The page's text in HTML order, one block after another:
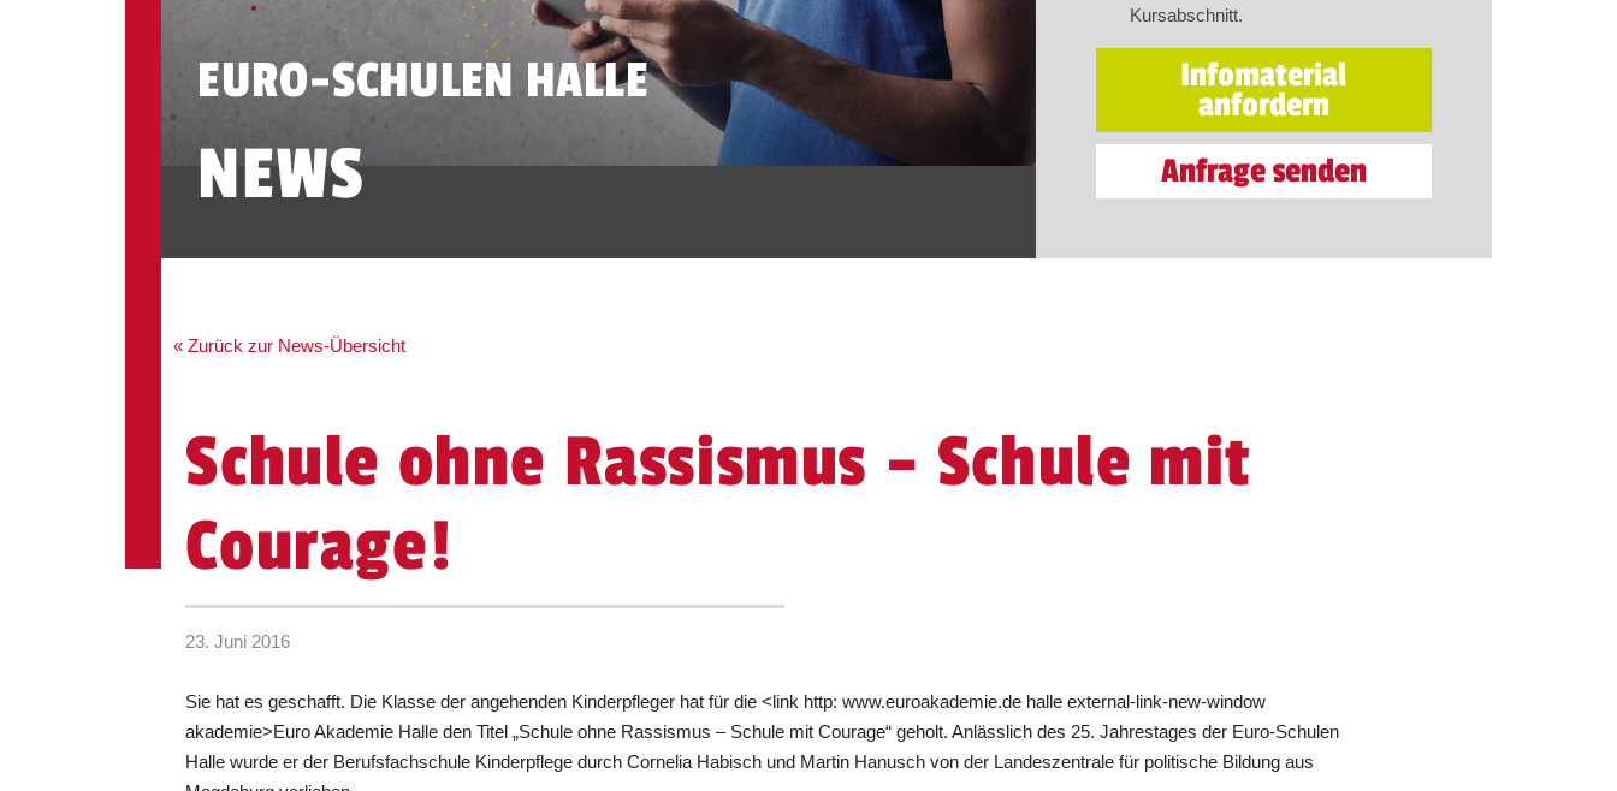
EURO-SCHULEN HALLE
NEWS
Kursabschnitt.
Infomaterial
anfordern
Anfrage senden
« Zurück zur News-Übersicht
Schule ohne Rassismus – Schule mit
Courage!
23. Juni 2016
Sie hat es geschafft. Die Klasse der angehenden Kinderpfleger hat für die <link http: www.euroakademie.de halle external-link-new-window
akademie>Euro Akademie Halle den Titel „Schule ohne Rassismus – Schule mit Courage“ geholt. Anlässlich des 25. Jahrestages der Euro-Schulen
Halle wurde er der Berufsfachschule Kinderpflege durch Cornelia Habisch und Martin Hanusch von der Landeszentrale für politische Bildung aus